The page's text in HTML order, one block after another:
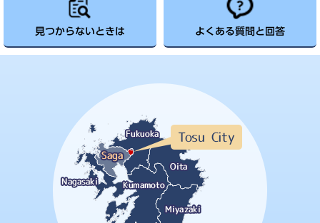
見つからないときは よくある質問と回答